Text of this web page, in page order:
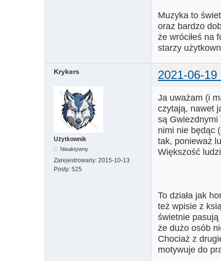
Muzyka to
oraz bardzo
że wróciłeś na
starzy
Krykers 2021-06-19
Użytkownik
Nieaktywny
Zarejestrowany: 2015-10-13
Posty: 525
Ja uważam (i
czytają, nawet
są
nimi nie będąc
tak, ponieważ
Większość
To działa jak
też wpisie z
świetnie
że dużo osób
Chociaż z
motywuje do